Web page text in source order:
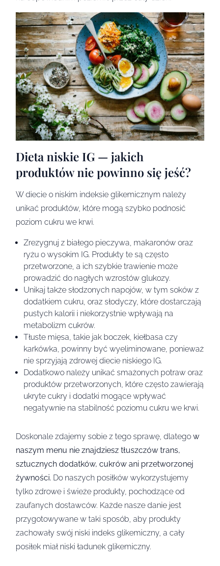
Dieta niskie IG — jakich
produktów nie powinno się jeść?
W diecie o niskim indeksie glikemicznym należy
unikać produktów, które mogą szybko podnosić
poziom cukru we krwi.
Zrezygnuj z białego pieczywa, makaronów oraz
ryżu o wysokim IG. Produkty te są często
przetworzone, a ich szybkie trawienie może
prowadzić do nagłych wzrostów glukozy.
Unikaj także słodzonych napojów, w tym soków z
dodatkiem cukru, oraz słodyczy, które dostarczają
pustych kalorii i niekorzystnie wpływają na
metabolizm cukrów.
Tłuste mięsa, takie jak boczek, kiełbasa czy
karkówka, powinny być wyeliminowane, ponieważ
nie sprzyjają zdrowej diecie niskiego IG.
Dodatkowo należy unikać smażonych potraw oraz
produktów przetworzonych, które często zawierają
ukryte cukry i dodatki mogące wpływać
negatywnie na stabilność poziomu cukru we krwi.
Doskonale zdajemy sobie z tego sprawę, dlatego w
naszym menu nie znajdziesz tłuszczów trans,
sztucznych dodatków, cukrów ani przetworzonej
żywności. Do naszych posiłków wykorzystujemy
tylko zdrowe i świeże produkty, pochodzące od
zaufanych dostawców. Każde nasze danie jest
przygotowywane w taki sposób, aby produkty
zachowały swój niski indeks glikemiczny, a cały
posiłek miał niski ładunek glikemiczny.